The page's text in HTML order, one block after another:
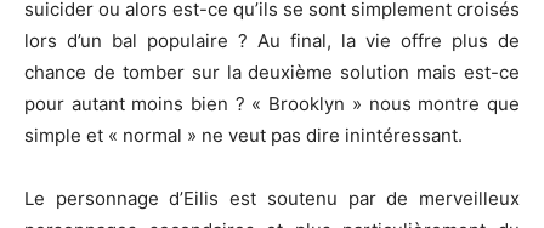
suicider ou alors est-ce qu’ils se sont simplement croisés
lors d’un bal populaire ? Au final, la vie offre plus de
chance de tomber sur la deuxième solution mais est-ce
pour autant moins bien ? « Brooklyn » nous montre que
simple et « normal » ne veut pas dire inintéressant.
Le personnage d’Eilis est soutenu par de merveilleux